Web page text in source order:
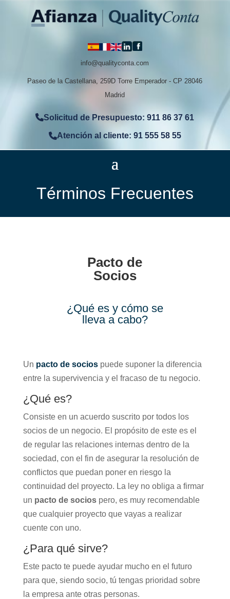
info@qualityconta.com
Paseo de la Castellana, 259D Torre Emperador - CP 28046
Madrid
Solicitud de Presupuesto: 911 86 37 61
Atención al cliente: 91 555 58 55
Términos Frecuentes
Pacto de
Socios
¿Qué es y cómo se
lleva a cabo?
Un pacto de socios puede suponer la diferencia
entre la supervivencia y el fracaso de tu negocio.
¿Qué es?
Consiste en un acuerdo suscrito por todos los
socios de un negocio. El propósito de este es el
de regular las relaciones internas dentro de la
sociedad, con el fin de asegurar la resolución de
conflictos que puedan poner en riesgo la
continuidad del proyecto. La ley no obliga a firmar
un pacto de socios pero, es muy recomendable
que cualquier proyecto que vayas a realizar
cuente con uno.
¿Para qué sirve?
Este pacto te puede ayudar mucho en el futuro
para que, siendo socio, tú tengas prioridad sobre
la empresa ante otras personas.